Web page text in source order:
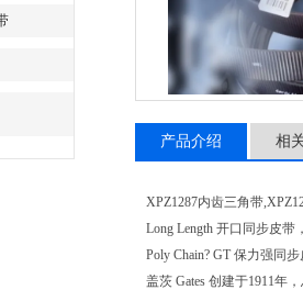
产品介绍 相
XPZ1287内齿三角带
Long Length 开口同步皮带
Poly Chain? GT 保力强同
盖茨 Gates 创建于1911年